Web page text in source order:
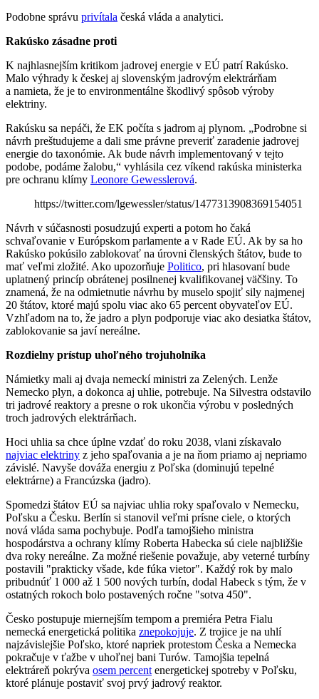
Podobne správu privítala česká vláda a analytici.
Rakúsko zásadne proti
K najhlasnejším kritikom jadrovej energie v EÚ patrí Rakúsko.
Malo výhrady k českej aj slovenským jadrovým elektrárňam
a namieta, že je to environmentálne škodlivý spôsob výroby
elektriny.
Rakúsku sa nepáči, že EK počíta s jadrom aj plynom. „Podrobne si
návrh preštudujeme a dali sme právne preveriť zaradenie jadrovej
energie do taxonómie. Ak bude návrh implementovaný v tejto
podobe, podáme žalobu,“ vyhlásila cez víkend rakúska ministerka
pre ochranu klímy Leonore Gewesslerová.
https://twitter.com/lgewessler/status/1477313908369154051
Návrh v súčasnosti posudzujú experti a potom ho čaká
schvaľovanie v Európskom parlamente a v Rade EÚ. Ak by sa ho
Rakúsko pokúsilo zablokovať na úrovni členských štátov, bude to
mať veľmi zložité. Ako upozorňuje Politico, pri hlasovaní bude
uplatnený princíp obrátenej posilnenej kvalifikovanej väčšiny. To
znamená, že na odmietnutie návrhu by muselo spojiť sily najmenej
20 štátov, ktoré majú spolu viac ako 65 percent obyvateľov EÚ.
Vzhľadom na to, že jadro a plyn podporuje viac ako desiatka štátov,
zablokovanie sa javí nereálne.
Rozdielny prístup uhoľného trojuholníka
Námietky mali aj dvaja nemeckí ministri za Zelených. Lenže
Nemecko plyn, a dokonca aj uhlie, potrebuje. Na Silvestra odstavilo
tri jadrové reaktory a presne o rok ukončia výrobu v posledných
troch jadrových elektrárňach.
Hoci uhlia sa chce úplne vzdať do roku 2038, vlani získavalo
najviac elektriny z jeho spaľovania a je na ňom priamo aj nepriamo
závislé. Navyše dováža energiu z Poľska (dominujú tepelné
elektrárne) a Francúzska (jadro).
Spomedzi štátov EÚ sa najviac uhlia roky spaľovalo v Nemecku,
Poľsku a Česku. Berlín si stanovil veľmi prísne ciele, o ktorých
nová vláda sama pochybuje. Podľa tamojšieho ministra
hospodárstva a ochrany klímy Roberta Habecka sú ciele najbližšie
dva roky nereálne. Za možné riešenie považuje, aby veterné turbíny
postavili "prakticky všade, kde fúka vietor". Každý rok by malo
pribudnúť 1 000 až 1 500 nových turbín, dodal Habeck s tým, že v
ostatných rokoch bolo postavených ročne "sotva 450".
Česko postupuje miernejším tempom a premiéra Petra Fialu
nemecká energetická politika znepokojuje. Z trojice je na uhlí
najzávislejšie Poľsko, ktoré napriek protestom Česka a Nemecka
pokračuje v ťažbe v uhoľnej bani Turów. Tamojšia tepelná
elektráreň pokrýva osem percent energetickej spotreby v Poľsku,
ktoré plánuje postaviť svoj prvý jadrový reaktor.